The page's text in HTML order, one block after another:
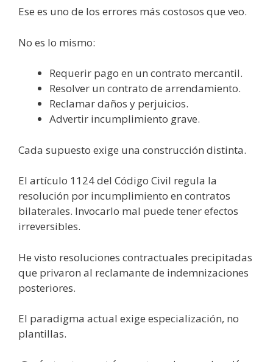
Ese es uno de los errores más costosos que veo.
No es lo mismo:
Requerir pago en un contrato mercantil.
Resolver un contrato de arrendamiento.
Reclamar daños y perjuicios.
Advertir incumplimiento grave.
Cada supuesto exige una construcción distinta.
El artículo 1124 del Código Civil regula la
resolución por incumplimiento en contratos
bilaterales. Invocarlo mal puede tener efectos
irreversibles.
He visto resoluciones contractuales precipitadas
que privaron al reclamante de indemnizaciones
posteriores.
El paradigma actual exige especialización, no
plantillas.